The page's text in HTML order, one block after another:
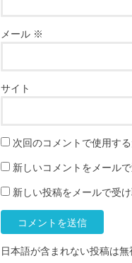
メール ※
サイト
次回のコメントで使用す
新しいコメントをメール
新しい投稿をメールで受
日本語が含まれない投稿は